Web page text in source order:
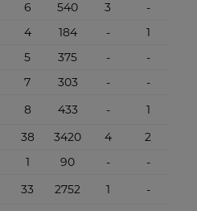
6 540 3
-
4 184 -
1
5 375 -
-
7 303 -
-
8 433 -
1
38 3420 4
2
1 90 -
-
33 2752 1 -